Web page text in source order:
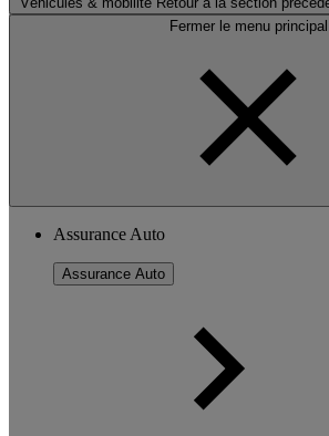
Fermer le menu principal
Assurance Auto
Assurance Auto